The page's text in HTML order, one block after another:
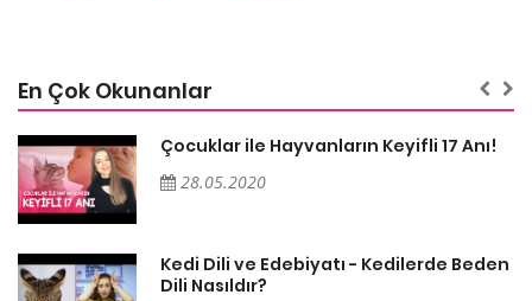
En Çok Okunanlar
Çocuklar ile Hayvanların Keyifli 17 Anı!
28.05.2020
Kedi Dili ve Edebiyatı - Kedilerde Beden
Dili Nasıldır?